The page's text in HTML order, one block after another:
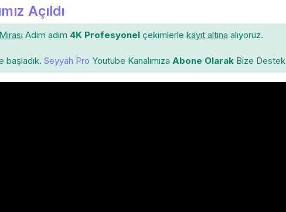
Açıldı
Adım adım 4K Profesyonel çekimlerle kayıt altına alıyoruz.
başladık. Seyyah Pro Youtube Kanalımıza Abone Olarak Bize Destek